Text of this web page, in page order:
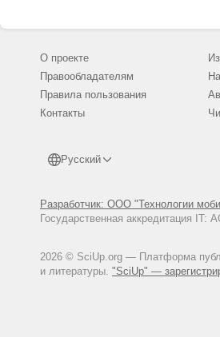
О проекте
Правообладателям
Правила пользования
Контакты
Русский
Разработчик: ООО "Технологии
Государственная аккредитация
2026 © SciUp.org — Платформа
и литературы. "SciUp" —